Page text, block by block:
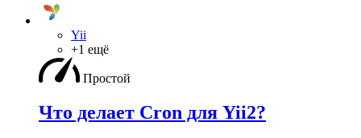
Yii
+1 ещё
Простой
Что делает Cron для Yii2?